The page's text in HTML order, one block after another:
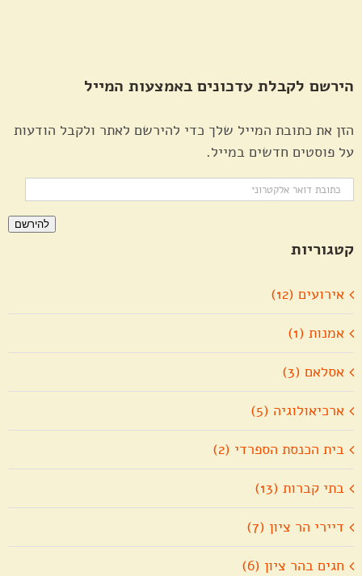
הירשם לקבלת עדכונים באמצעות המייל
הזן את כתובת המייל שלך כדי להירשם לאתר ולקבל הודעות
על פוסטים חדשים במייל.
כתובת
להירשם
קטגוריות
אירועים (12)
אמנות (1)
אסלאם (3)
ארכיאולוגיה (5)
בית הכנסת הספרדי (2)
בתי קברות (13)
דיירי הר ציון (7)
חגים בהר ציון (6)